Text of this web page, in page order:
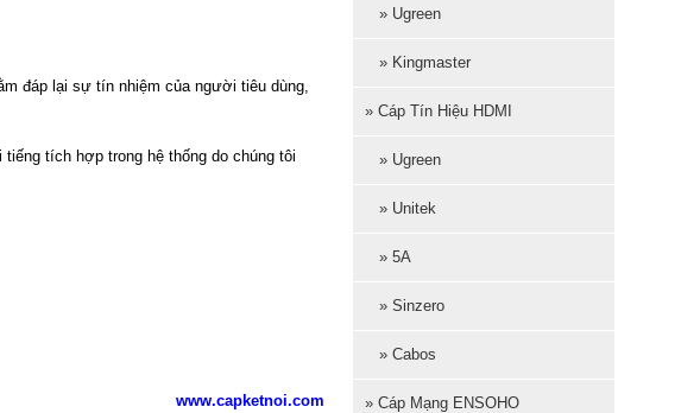
đáp lại sự tín nhiệm của người tiêu dùng,
tích hợp trong hệ thống do chúng tôi
www.capketnoi.com
» Ugreen
» Kingmaster
» Cáp Tín Hiệu HDMI
» Ugreen
» Unitek
» 5A
» Sinzero
» Cabos
» Cáp Mạng ENSOHO